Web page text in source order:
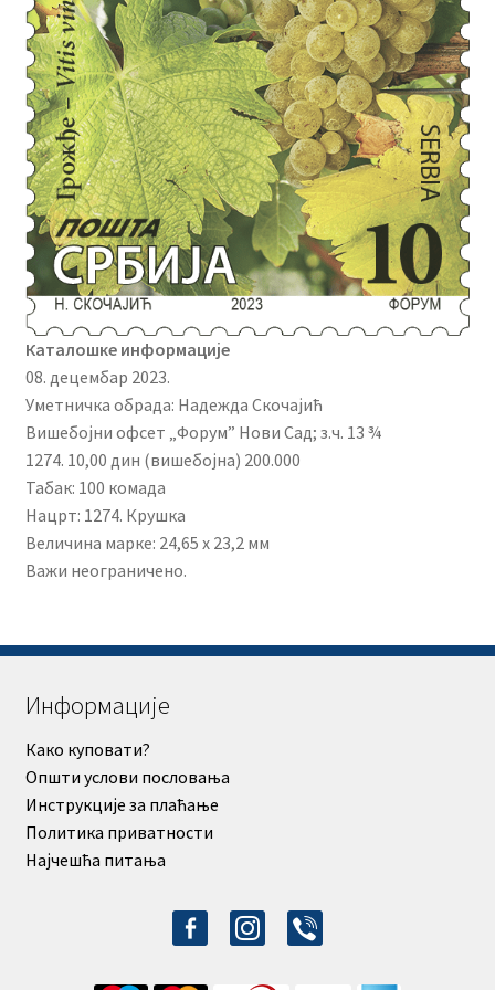
Каталошке информације
08. децембар 2023.
Уметничка обрада: Надежда Скочајић
Вишебојни офсет „Форум” Нови Сад; з.ч. 13 ¾
1274. 10,00 дин (вишебојна) 200.000
Табак: 100 комада
Нацрт: 1274. Крушка
Величина марке: 24,65 x 23,2 мм
Важи неограничено.
Информације
Како куповати?
Општи услови пословања
Инструкције за плаћање
Политика приватности
Најчешћа питања
facebook-
alt
instagram
viber